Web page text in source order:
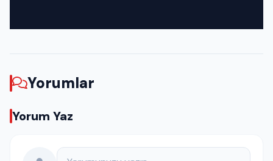
Yorumlar
Yorum Yaz
Yorumunuz